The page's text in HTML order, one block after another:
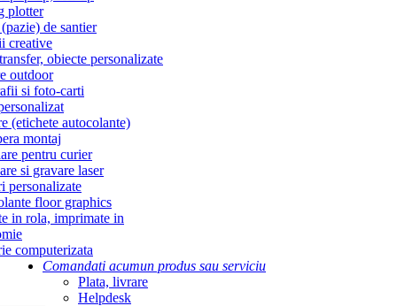
plotter
de santier
creative
obiecte personalizate
outdoor
si foto-carti
(etichete autocolante)
montaj
pentru curier
si gravare laser
personalizate
floor graphics
in rola, imprimate in
computerizata
Comandati acumun produs sau serviciu
Plata, livrare
Helpdesk